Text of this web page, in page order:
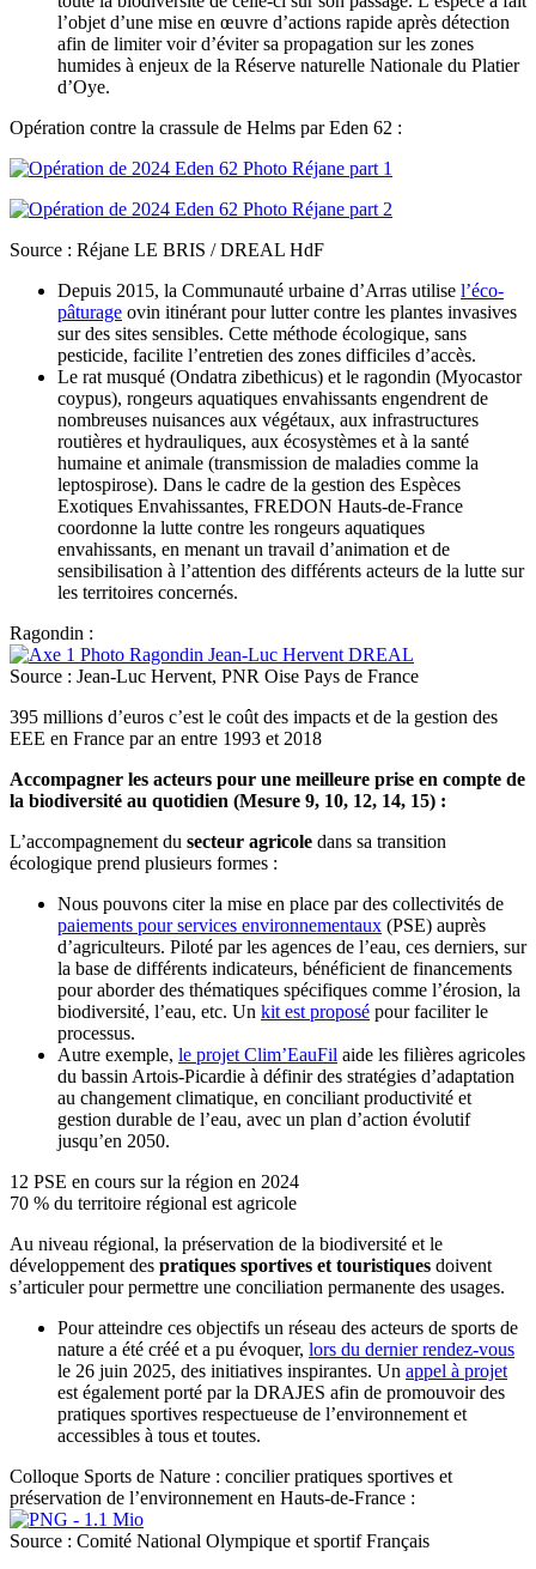
l’objet d’une mise en œuvre d’actions rapide après détection
afin de limiter voir d’éviter sa propagation sur les zones
humides à enjeux de la Réserve naturelle Nationale du Platier
d’Oye.
Opération contre la crassule de Helms par Eden 62 :
Source : Réjane LE BRIS / DREAL HdF
Depuis 2015, la Communauté urbaine d’Arras utilise l’éco-
pâturage ovin itinérant pour lutter contre les plantes invasives
sur des sites sensibles. Cette méthode écologique, sans
pesticide, facilite l’entretien des zones difficiles d’accès.
Le rat musqué (Ondatra zibethicus) et le ragondin (Myocastor
coypus), rongeurs aquatiques envahissants engendrent de
nombreuses nuisances aux végétaux, aux infrastructures
routières et hydrauliques, aux écosystèmes et à la santé
humaine et animale (transmission de maladies comme la
leptospirose). Dans le cadre de la gestion des Espèces
Exotiques Envahissantes, FREDON Hauts-de-France
coordonne la lutte contre les rongeurs aquatiques
envahissants, en menant un travail d’animation et de
sensibilisation à l’attention des différents acteurs de la lutte sur
les territoires concernés.
Ragondin :
Source : Jean-Luc Hervent, PNR Oise Pays de France
395 millions d’euros c’est le coût des impacts et de la gestion des
EEE en France par an entre 1993 et 2018
Accompagner les acteurs pour une meilleure prise en compte de
la biodiversité au quotidien (Mesure 9, 10, 12, 14, 15) :
L’accompagnement du secteur agricole dans sa transition
écologique prend plusieurs formes :
Nous pouvons citer la mise en place par des collectivités de
paiements pour services environnementaux (PSE) auprès
d’agriculteurs. Piloté par les agences de l’eau, ces derniers, sur
la base de différents indicateurs, bénéficient de financements
pour aborder des thématiques spécifiques comme l’érosion, la
biodiversité, l’eau, etc. Un kit est proposé pour faciliter le
processus.
Autre exemple, le projet Clim’EauFil aide les filières agricoles
du bassin Artois-Picardie à définir des stratégies d’adaptation
au changement climatique, en conciliant productivité et
gestion durable de l’eau, avec un plan d’action évolutif
jusqu’en 2050.
12 PSE en cours sur la région en 2024
70 % du territoire régional est agricole
Au niveau régional, la préservation de la biodiversité et le
développement des pratiques sportives et touristiques doivent
s’articuler pour permettre une conciliation permanente des usages.
Pour atteindre ces objectifs un réseau des acteurs de sports de
nature a été créé et a pu évoquer, lors du dernier rendez-vous
le 26 juin 2025, des initiatives inspirantes. Un appel à projet
est également porté par la DRAJES afin de promouvoir des
pratiques sportives respectueuse de l’environnement et
accessibles à tous et toutes.
Colloque Sports de Nature : concilier pratiques sportives et
préservation de l’environnement en Hauts-de-France :
Source : Comité National Olympique et sportif Français